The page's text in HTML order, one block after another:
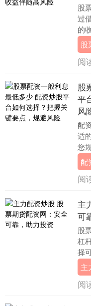
股
过
的
险
险
股
阅
股
平
风
配
适
您
配
险
配
阅
主
可
股
杠
择
安
对
主
阅